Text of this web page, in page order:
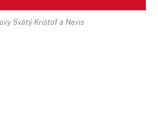
Svätý Krištof a Nevis